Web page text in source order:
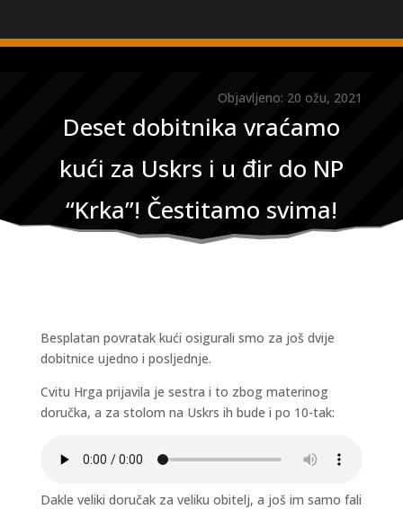
Objavljeno: 20 ožu, 2021
Deset dobitnika vraćamo
kući za Uskrs i u đir do NP
“Krka”! Čestitamo svima!
Besplatan povratak kući osigurali smo za još dvije
dobitnice ujedno i posljednje.
Cvitu Hrga prijavila je sestra i to zbog materinog
doručka, a za stolom na Uskrs ih bude i po 10-tak:
Dakle veliki doručak za veliku obitelj, a još im samo fali